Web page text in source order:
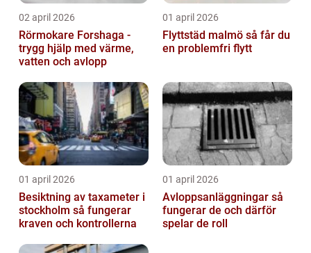
02 april 2026
Rörmokare Forshaga -
trygg hjälp med värme,
vatten och avlopp
01 april 2026
Flyttstäd malmö så får du
en problemfri flytt
01 april 2026
Besiktning av taxameter i
stockholm så fungerar
kraven och kontrollerna
01 april 2026
Avloppsanläggningar så
fungerar de och därför
spelar de roll